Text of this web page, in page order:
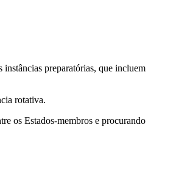
preparatórias, que incluem
rotativa.
os Estados-membros e procurando